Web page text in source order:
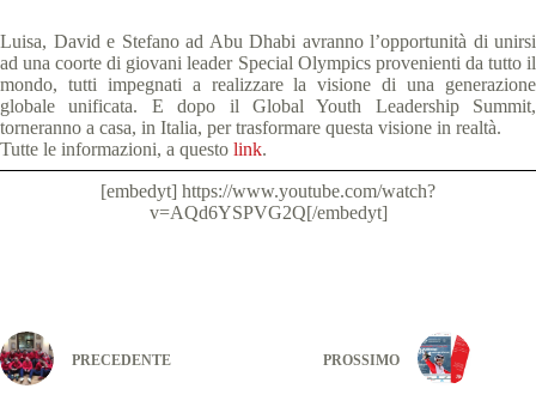
Luisa, David e Stefano ad Abu Dhabi avranno l’opportunità di unirsi
ad una coorte di giovani leader Special Olympics provenienti da tutto il
mondo, tutti impegnati a realizzare la visione di una generazione
globale unificata. E dopo il Global Youth Leadership Summit,
torneranno a casa, in Italia, per trasformare questa visione in realtà.
Tutte le informazioni, a questo link.
[embedyt] https://www.youtube.com/watch?
v=AQd6YSPVG2Q[/embedyt]
PRECEDENTE PROSSIMO